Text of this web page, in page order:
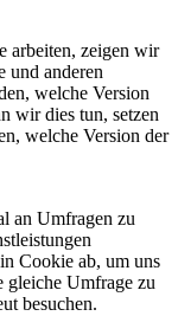
arbeiten, zeigen wir
und anderen
welche Version
wir dies tun, setzen
welche Version der
an Umfragen zu
Cookie ab, um uns
gleiche Umfrage zu
besuchen.